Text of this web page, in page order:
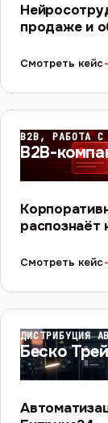
продаже и
Смотреть кейс
B2B, РАБОТА С
B2B-
распознаёт
Смотреть кейс
ДИСТРИБУЦИЯ
Беско